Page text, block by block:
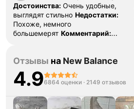
Достоинства: Очень удобные,
выглядят стильно Недостатки:
Похоже, немного
большемерят Комментарий:
на полсантиметра побольше,
сравнивал с 530
Отзывы на New Balance
4.96864 оценки · 2149 отзывов